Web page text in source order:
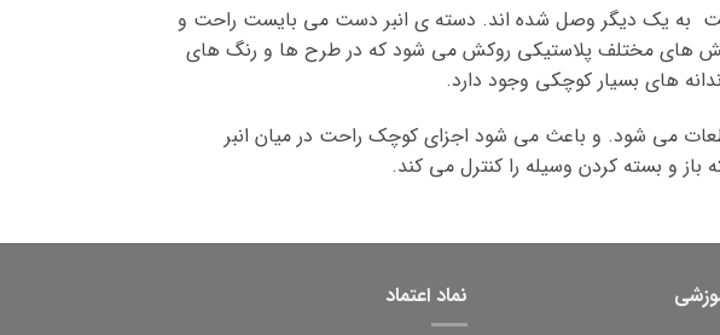
به یک دیگر وصل شده اند. دسته ی انبر دست می بایست راحت و
های مختلف پلاستیکی روکش می شود که در طرح ها و رنگ های
های بسیار کوچکی وجود دارد.
می شود. و باعث می شود اجزای کوچک راحت در میان انبر
و بسته کردن وسیله را کنترل می کند.
نماد اعتماد